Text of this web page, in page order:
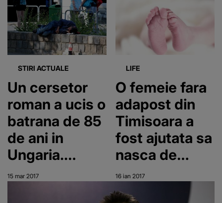
Manchester:
"Daca n-am
locuinta nu
inseamna ca
n-am suflet"
STIRI ACTUALE
Un cersetor
roman a ucis o
batrana de 85
de ani in
Ungaria.
Femeia i-a
15 mar 2017
LIFE
O femeie fara
adapost din
Timisoara a
fost ajutata sa
nasca de
catre politisti
16 ian 2017